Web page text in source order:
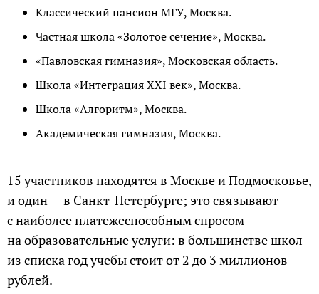
Классический пансион МГУ, Москва.
Частная школа «Золотое сечение», Москва.
«Павловская гимназия», Московская область.
Школа «Интеграция XXI век», Москва.
Школа «Алгоритм», Москва.
Академическая гимназия, Москва.
15 участников находятся в Москве и Подмосковье,
и один — в Санкт-Петербурге; это связывают
с наиболее платежеспособным спросом
на образовательные услуги: в большинстве школ
из списка год учебы стоит от 2 до 3 миллионов
рублей.